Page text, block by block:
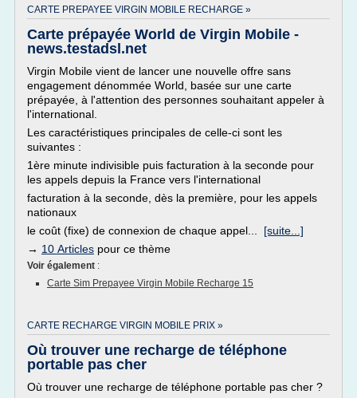
CARTE PREPAYEE VIRGIN MOBILE RECHARGE »
Carte prépayée World de Virgin Mobile -
news.testadsl.net
Virgin Mobile vient de lancer une nouvelle offre sans
engagement dénommée World, basée sur une carte
prépayée, à l'attention des personnes souhaitant appeler à
l'international.
Les caractéristiques principales de celle-ci sont les
suivantes :
1ère minute indivisible puis facturation à la seconde pour
les appels depuis la France vers l'international
facturation à la seconde, dès la première, pour les appels
nationaux
le coût (fixe) de connexion de chaque appel... [suite...]
→ 10 Articles pour ce thème
Voir également :
Carte Sim Prepayee Virgin Mobile Recharge 15
CARTE RECHARGE VIRGIN MOBILE PRIX »
Où trouver une recharge de téléphone
portable pas cher
Où trouver une recharge de téléphone portable pas cher ?